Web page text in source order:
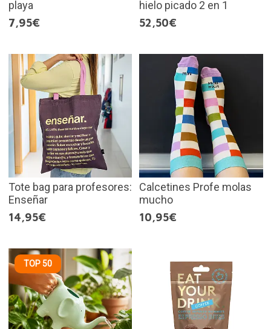
playa
7,95€
hielo picado 2 en 1
52,50€
Tote bag para profesores:
Enseñar
14,95€
Calcetines Profe molas
mucho
10,95€
TOP 50